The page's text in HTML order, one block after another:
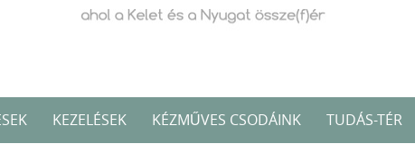
KEZELÉSEK KÉZMŰVES CSODÁINK TUDÁS-TÉR